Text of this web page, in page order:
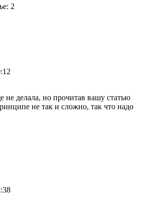
2
не делала, но прочитав вашу статью
не так и сложно, так что надо